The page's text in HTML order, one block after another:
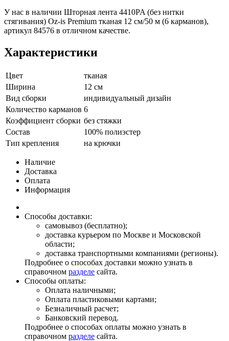
У нас в наличии Шторная лента 4410PA (без нитки
стягивания) Oz-is Premium тканая 12 см/50 м (6 карманов),
артикул 84576 в отличном качестве.
Характеристики
Цвет
тканая
Ширина
12 см
Вид сборки
индивидуальный дизайн
Количество карманов 6
Коэффициент сборки без стяжки
Состав
100% полиэстер
Тип крепления
на крючки
Наличие
Доставка
Оплата
Информация
Способы доставки:
самовывоз (бесплатно);
доставка курьером по Москве и Московской
области;
доставка транспортными компаниями (регионы).
Подробнее о способах доставки можно узнать в
справочном разделе сайта.
Способы оплаты:
Оплата наличными;
Оплата пластиковыми картами;
Безналичный расчет;
Банковский перевод.
Подробнее о способах оплаты можно узнать в
справочном разделе сайта.